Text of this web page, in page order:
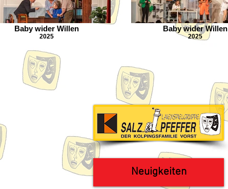
Baby wider Willen
2025
Baby wider Willen
2025
Neuigkeiten